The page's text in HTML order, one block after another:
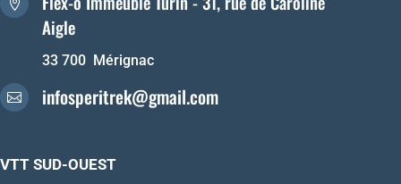

Aigle
33 700 Mérignac
 infosperitrek@gmail.com
VTT SUD-OUEST